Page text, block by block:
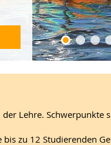
Lehre. Schwerpunkte
zu 12 Studierenden